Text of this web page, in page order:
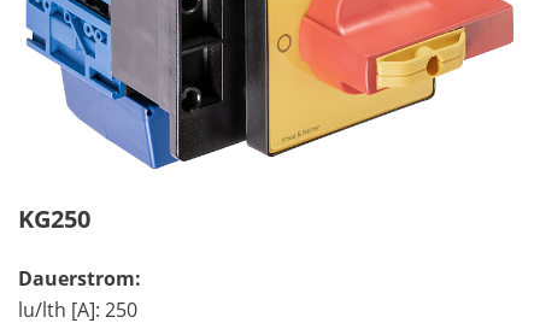
KG250
Dauerstrom:
lu/lth [A]: 250